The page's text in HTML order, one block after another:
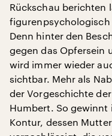
Rückschau berichten
figurenpsychologisch
Denn hinter den
gegen das Opfersein
wird immer wieder
sichtbar. Mehr als
der Vorgeschichte
Humbert. So gewinnt
Kontur, dessen